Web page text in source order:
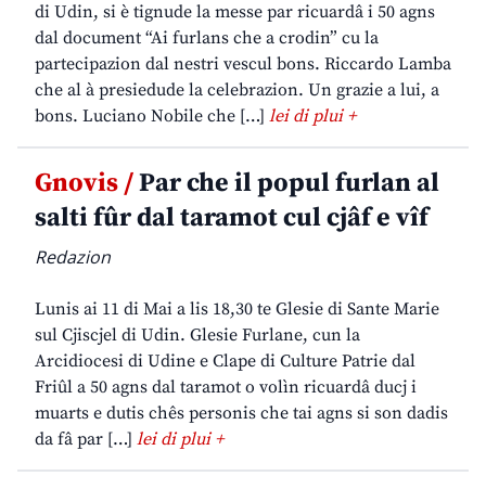
di Udin, si è tignude la messe par ricuardâ i 50 agns
dal document “Ai furlans che a crodin” cu la
partecipazion dal nestri vescul bons. Riccardo Lamba
che al à presiedude la celebrazion. Un grazie a lui, a
bons. Luciano Nobile che […] lei di plui +
Gnovis /Par che il popul furlan al
salti fûr dal taramot cul cjâf e vîf
Redazion
Lunis ai 11 di Mai a lis 18,30 te Glesie di Sante Marie
sul Cjiscjel di Udin. Glesie Furlane, cun la
Arcidiocesi di Udine e Clape di Culture Patrie dal
Friûl a 50 agns dal taramot o volìn ricuardâ ducj i
muarts e dutis chês personis che tai agns si son dadis
da fâ par […] lei di plui +